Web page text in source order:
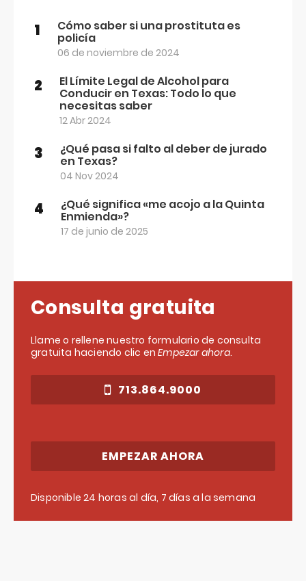
1 Cómo saber si una prostituta es
policía
06 de noviembre de 2024
2 El Límite Legal de Alcohol para
Conducir en Texas: Todo lo que
necesitas saber
12 Abr 2024
3 ¿Qué pasa si falto al deber de jurado
en Texas?
04 Nov 2024
4 ¿Qué significa «me acojo a la Quinta
Enmienda»?
17 de junio de 2025
Consulta gratuita
Llame o rellene nuestro formulario de consulta
gratuita haciendo clic enEmpezar ahora.
713.864.9000
EMPEZAR AHORA
Disponible 24 horas al día, 7 días a la semana